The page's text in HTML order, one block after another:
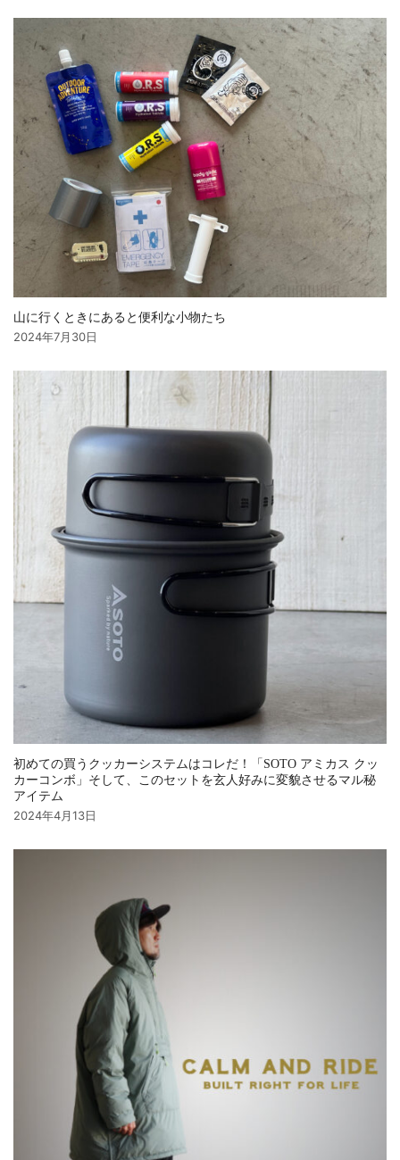
山に行くときにあると便利な小物たち
2024年7月30日
初めての買うクッカーシステムはコレだ！「SOTO アミカス クッ
カーコンボ」そして、このセットを玄人好みに変貌させるマル秘
アイテム
2024年4月13日